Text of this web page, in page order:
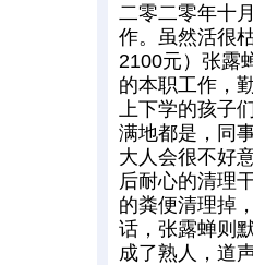
二零二零年十
作。虽然活很
2100元）张露
的本职工作，
上下学的孩子
满地都是，同
大人会很不好
后耐心的清理
的粪便清理掉
话，张露蝉则
成了熟人，道